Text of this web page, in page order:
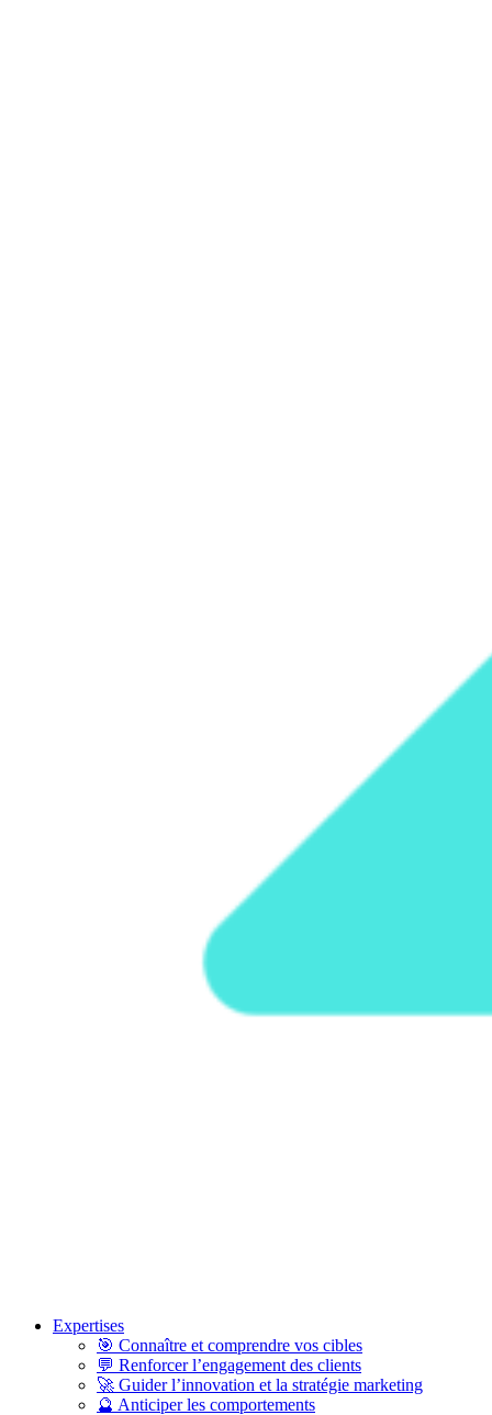
Expertises
🎯 Connaître et comprendre vos cibles
💬 Renforcer l’engagement des clients
🚀 Guider l’innovation et la stratégie marketing
🔮 Anticiper les comportements